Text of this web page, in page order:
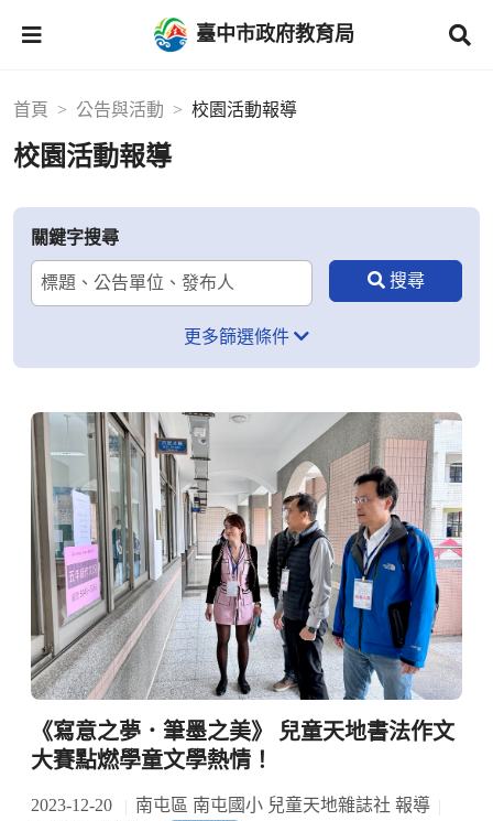
臺中市政府教育局
首頁 公告與活動 校園活動報導
校園活動報導
關鍵字搜尋
更多篩選條件
《寫意之夢．筆墨之美》 兒童天地書法作文
大賽點燃學童文學熱情！
2023-12-20
南屯區 南屯國小 兒童天地雜誌社 報導